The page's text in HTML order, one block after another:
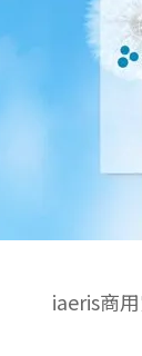
iaeris商